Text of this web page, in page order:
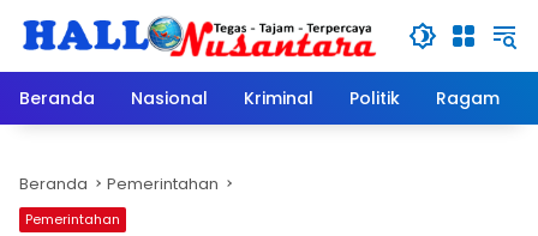
Beranda
Nasional Kriminal Politik Ragam
Beranda Pemerintahan
Pemerintahan